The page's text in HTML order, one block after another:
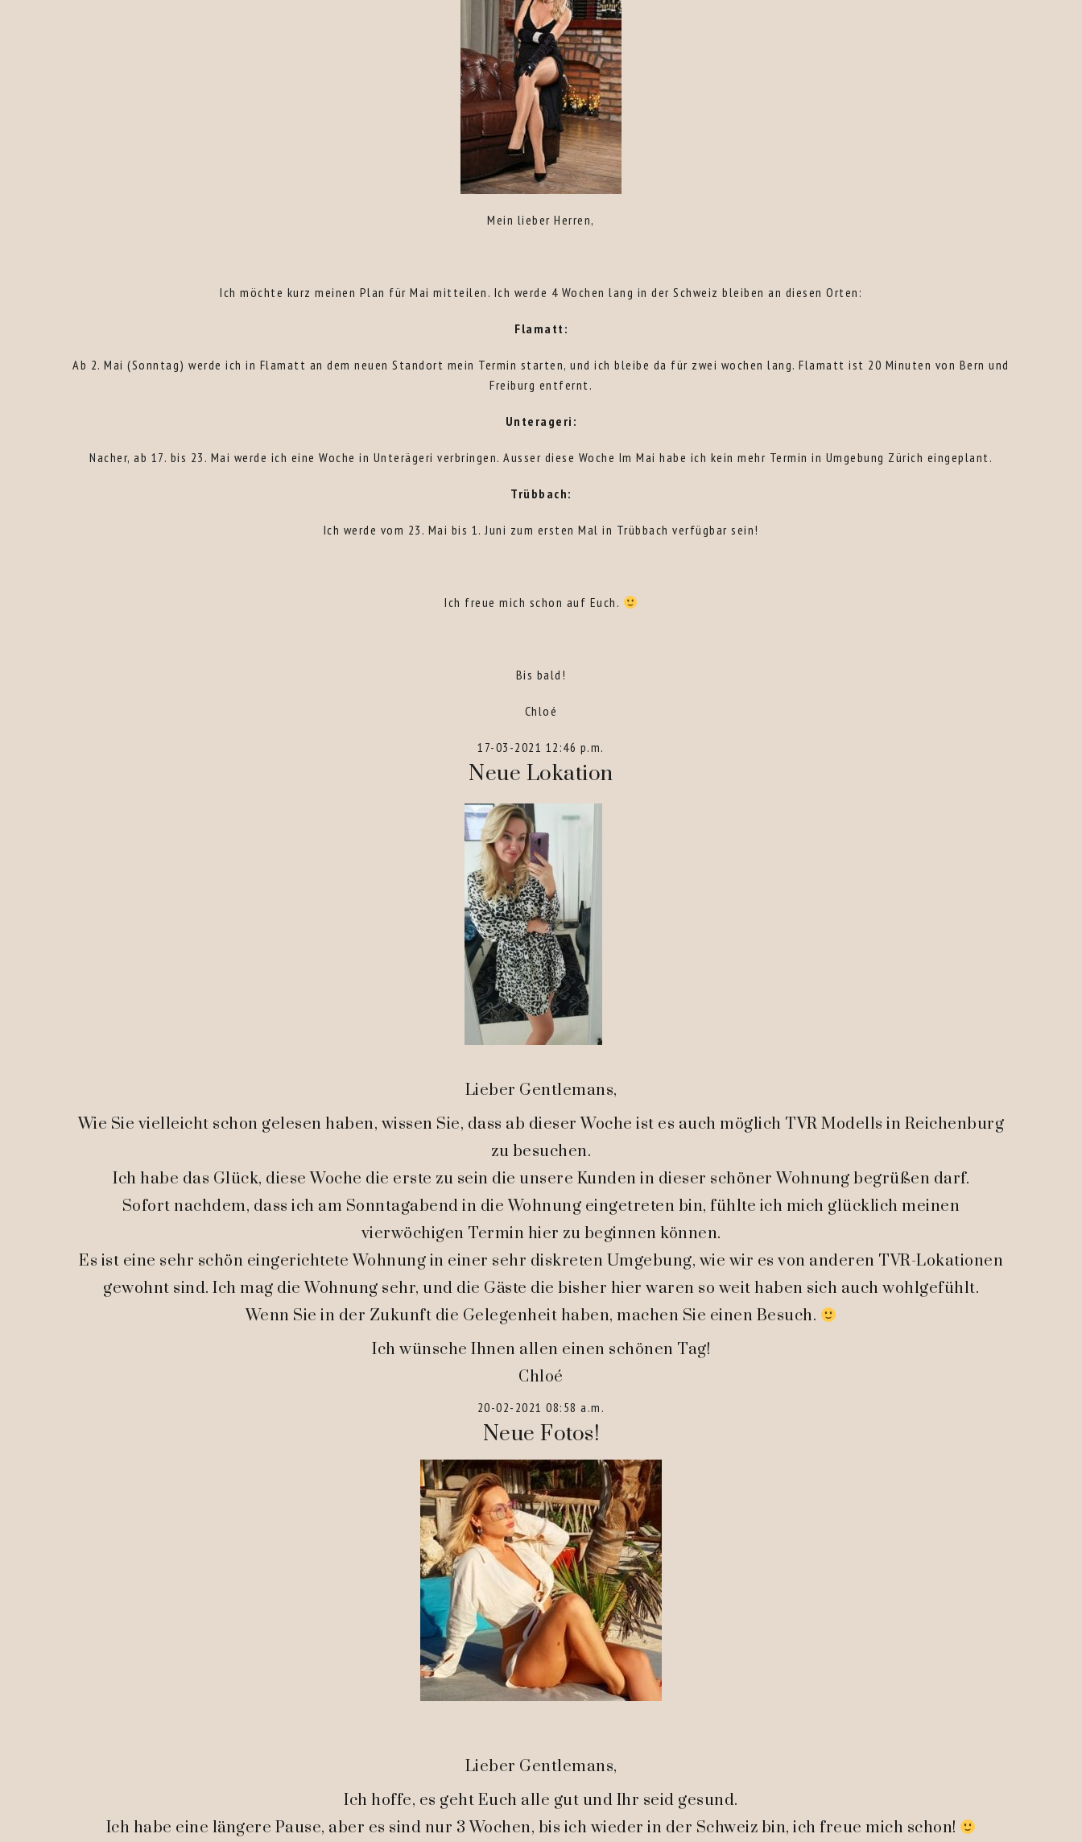
Mein lieber Herren,
Ich möchte kurz meinen Plan für Mai mitteilen. Ich werde 4 Wochen lang in der Schweiz bleiben an diesen Orten:
Flamatt:
Ab 2. Mai (Sonntag) werde ich in Flamatt an dem neuen Standort mein Termin starten, und ich bleibe da für zwei wochen lang. Flamatt ist 20 Minuten von Bern und
Freiburg entfernt.
Unterageri:
Nacher, ab 17. bis 23. Mai werde ich eine Woche in Unterägeri verbringen. Ausser diese Woche Im Mai habe ich kein mehr Termin in Umgebung Zürich eingeplant.
Trübbach:
Ich werde vom 23. Mai bis 1. Juni zum ersten Mal in Trübbach verfügbar sein!
Ich freue mich schon auf Euch.
Bis bald!
Chloé
17-03-2021 12:46 p.m.
Neue Lokation
Lieber Gentlemans,
Wie Sie vielleicht schon gelesen haben, wissen Sie, dass ab dieser Woche ist es auch möglich TVR Modells in Reichenburg
zu besuchen.
Ich habe das Glück, diese Woche die erste zu sein die unsere Kunden in dieser schöner Wohnung begrüßen darf.
Sofort nachdem, dass ich am Sonntagabend in die Wohnung eingetreten bin, fühlte ich mich glücklich meinen
vierwöchigen Termin hier zu beginnen können.
Es ist eine sehr schön eingerichtete Wohnung in einer sehr diskreten Umgebung, wie wir es von anderen TVR-Lokationen
gewohnt sind. Ich mag die Wohnung sehr, und die Gäste die bisher hier waren so weit haben sich auch wohlgefühlt.
Wenn Sie in der Zukunft die Gelegenheit haben, machen Sie einen Besuch.
Ich wünsche Ihnen allen einen schönen Tag!
Chloé
20-02-2021 08:58 a.m.
Neue Fotos!
Lieber Gentlemans,
Ich hoffe, es geht Euch alle gut und Ihr seid gesund.
Ich habe eine längere Pause, aber es sind nur 3 Wochen, bis ich wieder in der Schweiz bin, ich freue mich schon!